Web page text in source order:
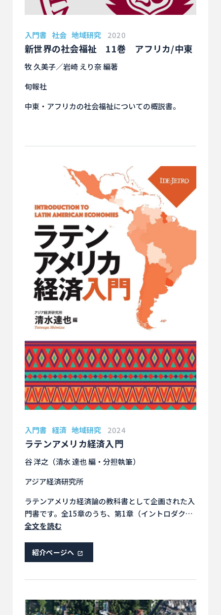
入門書 社会 地域研究 2020
新世界の社会福祉 11巻 アフリカ/中東
牧 久美子／岩崎 えり奈 編著
旬報社
中東・アフリカの社会福祉についての概説書。
入門書 経済 地域研究 2024
ラテンアメリカ経済入門
谷 洋之（清水 達也 編・分担執筆）
アジア経済研究所
ラテンアメリカ経済論の教科書として企画された入
門書です。全15章のうち、第1章（イントロダクシ
ョン）、第5章（人の移動）、第14章（経済史）を
全文を読む
紹介ページへ